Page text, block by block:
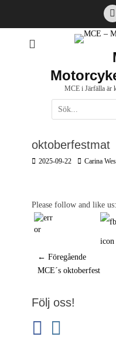
MCE i Järfälla är
Sök
efter:
oktoberfestmat
Postades
2025-09-22 Författare
Carina
Please follow and like us:
← Föregående
Föregående
MCE´s oktoberfest
Följ oss!
facebook